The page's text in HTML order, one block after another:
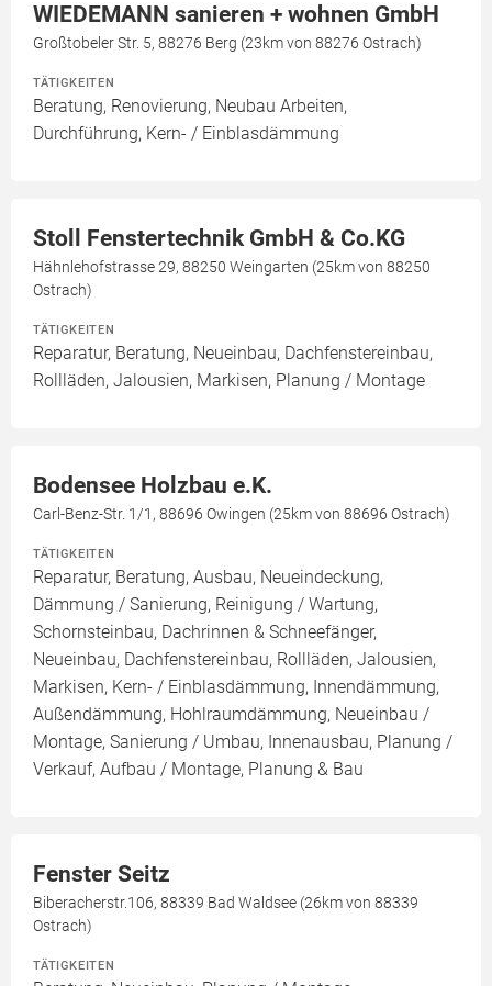
WIEDEMANN sanieren + wohnen GmbH
Großtobeler Str. 5, 88276 Berg (23km von 88276 Ostrach)
TÄTIGKEITEN
Beratung, Renovierung, Neubau Arbeiten,
Durchführung, Kern- / Einblasdämmung
Stoll Fenstertechnik GmbH & Co.KG
Hähnlehofstrasse 29, 88250 Weingarten (25km von 88250
Ostrach)
TÄTIGKEITEN
Reparatur, Beratung, Neueinbau, Dachfenstereinbau,
Rollläden, Jalousien, Markisen, Planung / Montage
Bodensee Holzbau e.K.
Carl-Benz-Str. 1/1, 88696 Owingen (25km von 88696 Ostrach)
TÄTIGKEITEN
Reparatur, Beratung, Ausbau, Neueindeckung,
Dämmung / Sanierung, Reinigung / Wartung,
Schornsteinbau, Dachrinnen & Schneefänger,
Neueinbau, Dachfenstereinbau, Rollläden, Jalousien,
Markisen, Kern- / Einblasdämmung, Innendämmung,
Außendämmung, Hohlraumdämmung, Neueinbau /
Montage, Sanierung / Umbau, Innenausbau, Planung /
Verkauf, Aufbau / Montage, Planung & Bau
Fenster Seitz
Biberacherstr.106, 88339 Bad Waldsee (26km von 88339
Ostrach)
TÄTIGKEITEN